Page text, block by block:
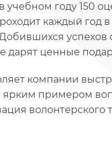
учебном году 150
каждый год
успехов
дарят ценные
компании
ярким примером
волонтерского